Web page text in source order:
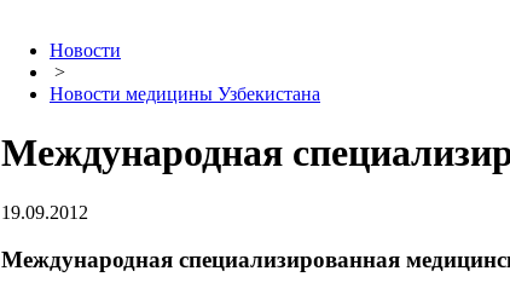
Новости
>
Новости медицины Узбекистана
Международная
19.09.2012
Международная специализированная